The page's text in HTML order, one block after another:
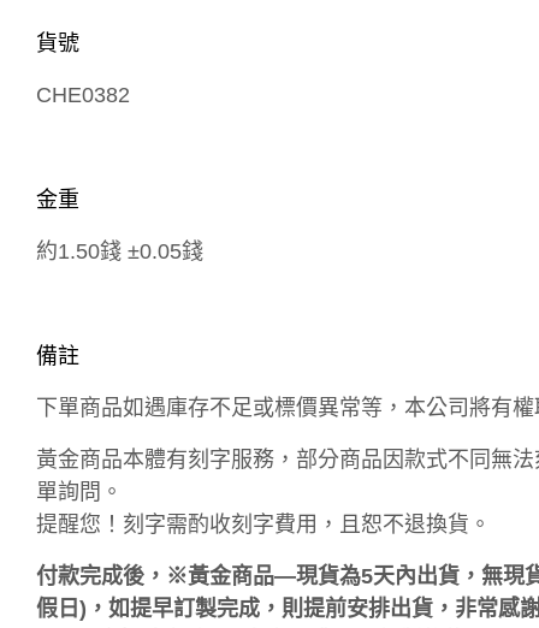
貨號
CHE0382
金重
約1.50錢 ±0.05錢
備註
下單商品如遇庫存不足或標價異常等，本公司將有
黃金商品本體有刻字服務，部分商品因款式不同無
單詢問。
提醒您！刻字需酌收刻字費用，且恕不退換貨。
付款完成後，※黃金商品—現貨為5天內出貨，無現
假日)，如提早訂製完成，則提前安排出貨，非常感